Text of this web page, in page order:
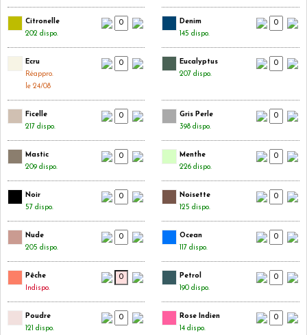
Citronelle
202 dispo.
Denim
145 dispo.
Ecru
Réappro.
le 24/08
Eucalyptus
207 dispo.
Ficelle
217 dispo.
Gris Perle
398 dispo.
Mastic
209 dispo.
Menthe
226 dispo.
Noir
57 dispo.
Noisette
125 dispo.
Nude
205 dispo.
Ocean
117 dispo.
Pêche
Indispo.
Petrol
190 dispo.
Poudre
121 dispo.
Rose Indien
14 dispo.